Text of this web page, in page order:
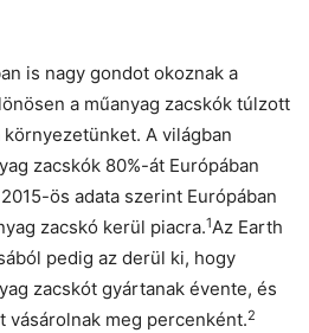
is nagy gondot okoznak a
a műanyag zacskók túlzott
A világban
zacskók 80%-át Európában
ös adata szerint Európában
zacskó kerül piacra.1Az Earth
pedig az derül ki, hogy
zacskót gyártanak évente, és
vásárolnak meg percenként.2